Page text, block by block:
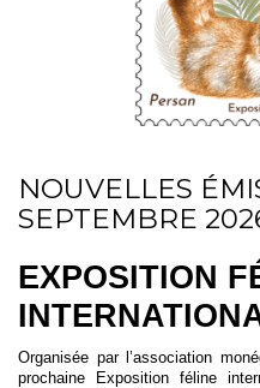
NOUVELLES
SEPTEMBRE
EXPOSITION
Organisée par l’association
prochaine Exposition féline